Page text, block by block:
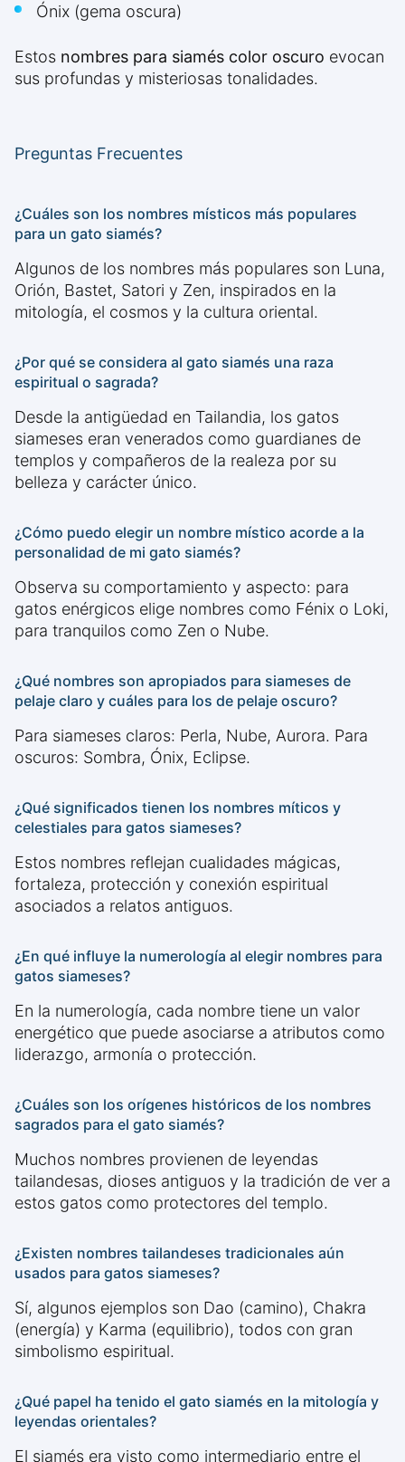
Ónix (gema oscura)
Estos nombres para siamés color oscuro evocan
sus profundas y misteriosas tonalidades.
Preguntas Frecuentes
¿Cuáles son los nombres místicos más populares
para un gato siamés?
Algunos de los nombres más populares son Luna,
Orión, Bastet, Satori y Zen, inspirados en la
mitología, el cosmos y la cultura oriental.
¿Por qué se considera al gato siamés una raza
espiritual o sagrada?
Desde la antigüedad en Tailandia, los gatos
siameses eran venerados como guardianes de
templos y compañeros de la realeza por su
belleza y carácter único.
¿Cómo puedo elegir un nombre místico acorde a la
personalidad de mi gato siamés?
Observa su comportamiento y aspecto: para
gatos enérgicos elige nombres como Fénix o Loki,
para tranquilos como Zen o Nube.
¿Qué nombres son apropiados para siameses de
pelaje claro y cuáles para los de pelaje oscuro?
Para siameses claros: Perla, Nube, Aurora. Para
oscuros: Sombra, Ónix, Eclipse.
¿Qué significados tienen los nombres míticos y
celestiales para gatos siameses?
Estos nombres reflejan cualidades mágicas,
fortaleza, protección y conexión espiritual
asociados a relatos antiguos.
¿En qué influye la numerología al elegir nombres para
gatos siameses?
En la numerología, cada nombre tiene un valor
energético que puede asociarse a atributos como
liderazgo, armonía o protección.
¿Cuáles son los orígenes históricos de los nombres
sagrados para el gato siamés?
Muchos nombres provienen de leyendas
tailandesas, dioses antiguos y la tradición de ver a
estos gatos como protectores del templo.
¿Existen nombres tailandeses tradicionales aún
usados para gatos siameses?
Sí, algunos ejemplos son Dao (camino), Chakra
(energía) y Karma (equilibrio), todos con gran
simbolismo espiritual.
¿Qué papel ha tenido el gato siamés en la mitología y
leyendas orientales?
El siamés era visto como intermediario entre el